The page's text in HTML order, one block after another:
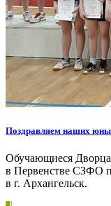
Поздравляем наших
Обучающиеся Дворца
в Первенстве СЗФО
в г. Архангельск.